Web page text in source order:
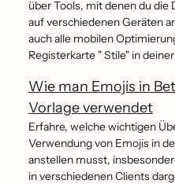
über Tools, mit denen du
auf verschiedenen Geräten
auch alle mobilen
Registerkarte " Stile" in
Wie man Emojis in
Vorlage verwendet
Erfahre, welche wichtigen
Verwendung von Emojis in
anstellen musst,
in verschiedenen Clients